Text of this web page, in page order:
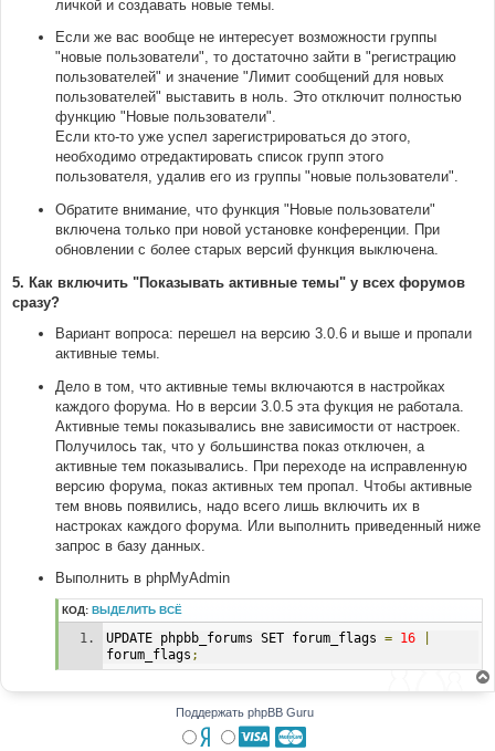
личкой и создавать новые темы.
Если же вас вообще не интересует возможности группы
"новые пользователи", то достаточно зайти в "регистрацию
пользователей" и значение "Лимит сообщений для новых
пользователей" выставить в ноль. Это отключит полностью
функцию "Новые пользователи".
Если кто-то уже успел зарегистрироваться до этого,
необходимо отредактировать список групп этого
пользователя, удалив его из группы "новые пользователи".
Обратите внимание, что функция "Новые пользователи"
включена только при новой установке конференции. При
обновлении с более старых версий функция выключена.
5. Как включить "Показывать активные темы" у всех форумов
сразу?
Вариант вопроса: перешел на версию 3.0.6 и выше и пропали
активные темы.
Дело в том, что активные темы включаются в настройках
каждого форума. Но в версии 3.0.5 эта фукция не работала.
Активные темы показывались вне зависимости от настроек.
Получилось так, что у большинства показ отключен, а
активные тем показывались. При переходе на исправленную
версию форума, показ активных тем пропал. Чтобы активные
тем вновь появились, надо всего лишь включить их в
настроках каждого форума. Или выполнить приведенный ниже
запрос в базу данных.
Выполнить в phpMyAdmin
КОД: ВЫДЕЛИТЬ ВСЁ
UPDATE phpbb_forums SET forum_flags = 16
forum_flags ;
Поддержать phpBB Guru